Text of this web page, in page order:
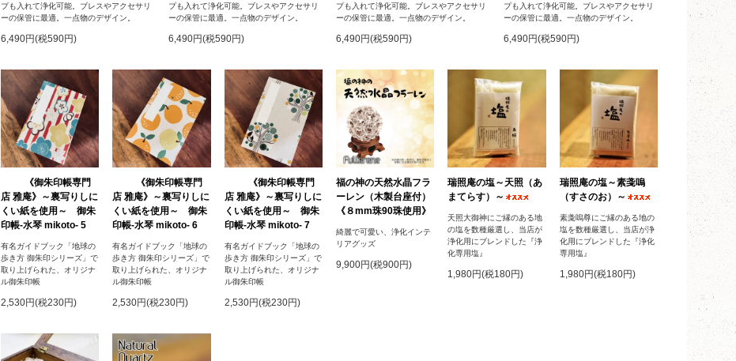
プも入れて浄化可能。ブレスやアクセサリ
ーの保管に最適。一点物のデザイン。
6,490円(税590円)
プも入れて浄化可能。ブレスやアクセサリ
ーの保管に最適。一点物のデザイン。
6,490円(税590円)
プも入れて浄化可能。ブレスやアクセサリ
ーの保管に最適。一点物のデザイン。
6,490円(税590円)
プも入れて浄化可能。ブレスやアクセサリ
ーの保管に最適。一点物のデザイン。
6,490円(税590円)
《御朱印帳専門
店 雅庵》～裏写りしに
くい紙を使用～ 御朱
印帳-水琴 mikoto- 5
有名ガイドブック「地球の
歩き方 御朱印シリーズ」で
取り上げられた、オリジナ
ル御朱印帳
2,530円(税230円)
《御朱印帳専門
店 雅庵》～裏写りしに
くい紙を使用～ 御朱
印帳-水琴 mikoto- 6
有名ガイドブック「地球の
歩き方 御朱印シリーズ」で
取り上げられた、オリジナ
ル御朱印帳
2,530円(税230円)
《御朱印帳専門
店 雅庵》～裏写りしに
くい紙を使用～ 御朱
印帳-水琴 mikoto- 7
有名ガイドブック「地球の
歩き方 御朱印シリーズ」で
取り上げられた、オリジナ
ル御朱印帳
2,530円(税230円)
福の神の天然水晶フラ
ーレン（木製台座付）
《８mm珠90珠使用》
綺麗で可愛い、浄化インテ
リアグッズ
9,900円(税900円)
瑞照庵の塩～天照（あ
まてらす）～
天照大御神にご縁のある地
の塩を数種厳選し、当店が
浄化用にブレンドした『浄
化専用塩』
1,980円(税180円)
瑞照庵の塩～素戔嗚
（すさのお）～
素戔嗚尊にご縁のある地の
塩を数種厳選し、当店が浄
化用にブレンドした『浄化
専用塩』
1,980円(税180円)